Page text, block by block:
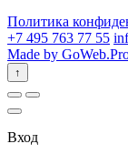
Политика
+7 495 763 77 55
Made by
↑
Вход